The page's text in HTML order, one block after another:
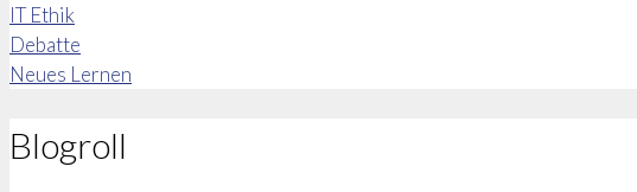
IT Ethik
Debatte
Neues Lernen
Blogroll